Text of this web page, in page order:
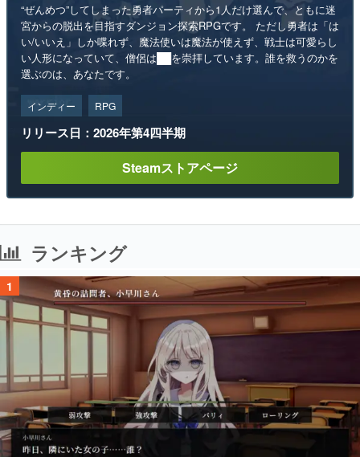
“ぜんめつ”してしまった勇者パーティから1人だけ選んで、ともに迷
宮からの脱出を目指すダンジョン探索RPGです。 ただし勇者は「は
い/いいえ」しか喋れず、魔法使いは魔法が使えず、戦士は可愛らし
い人形になっていて、僧侶は██を崇拝しています。誰を救うのかを
選ぶのは、あなたです。
インディー RPG
リリース日：2026年第4四半期
Steamストアページ
ランキング
1